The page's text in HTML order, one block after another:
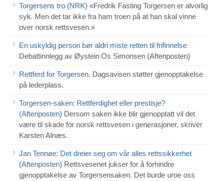
Torgersens tro (NRK) «Fredrik Fasting Torgersen er alvorlig
syk. Men det tar ikke fra ham troen på at han skal vinne
over norsk rettsvesen.»
En uskyldig person bør aldri miste retten til frifinnelse
Debattinnlegg av Øystein Os Simonsen (Aftenposten)
Rettferd for Torgersen. Dagsavisen støtter gjenopptakelse
på lederplass.
Torgersen-saken: Rettferdighet eller prestisje?
(Aftenposten) Dersom saken ikke blir gjenopptatt vil det
være til skade for norsk rettsvesen i generasjoner, skriver
Karsten Alnæs.
Jan Tennøe: Det dreier seg om vår alles rettssikkerhet
(Aftenposten) Rettsvesenet jukser for å forhindre
gjenopptakelse av Torgersensaken. Det burde uroe oss